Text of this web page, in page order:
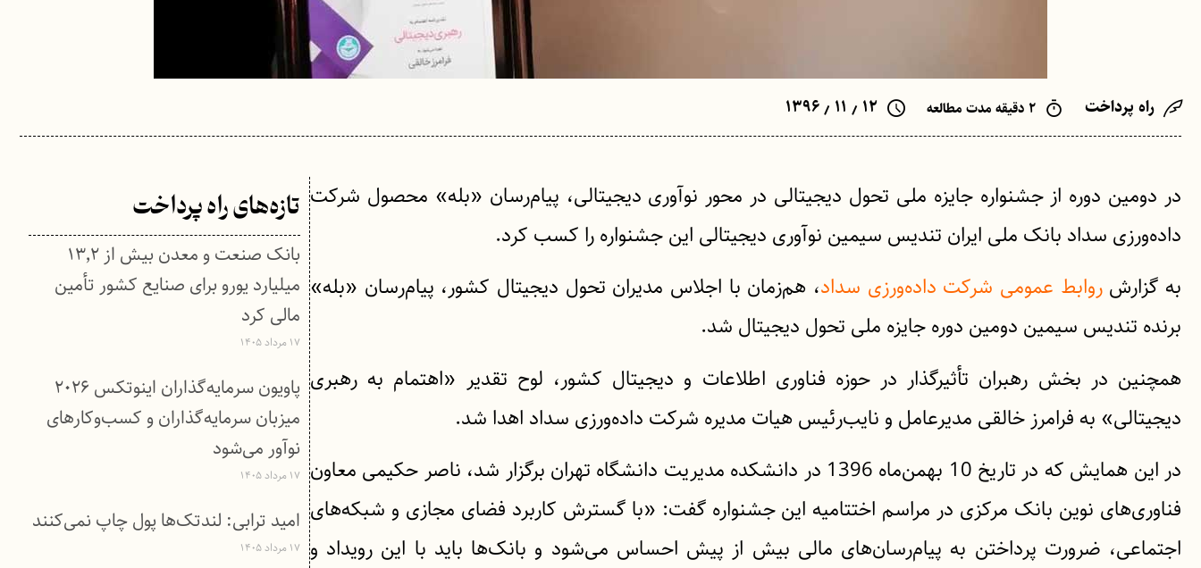
راه پرداخت ۲ دقیقه مدت مطالعه ۱۲ ٫ ۱۱ ٫ ۱۳۹۶
در دومین دوره از جشنواره جایزه ملی تحول دیجیتالی در محور نوآوری دیجیتالی، پیام‌رسان «بله» محصول شرکت
داده‌ورزی سداد بانک ملی ایران تندیس سیمین نوآوری دیجیتالی این جشنواره را کسب کرد.
به گزارشروابط عمومی شرکت داده‌ورزی سداد، هم‌زمان با اجلاس مدیران تحول دیجیتال کشور، پیام‌رسان «بله»
برنده تندیس سیمین دومین دوره جایزه ملی تحول دیجیتال شد.
همچنین در بخش رهبران تأثیرگذار در حوزه فناوری اطلاعات و دیجیتال کشور، لوح تقدیر «اهتمام به رهبری
دیجیتالی» به فرامرز خالقی مدیرعامل و نایب‌رئیس هیات مدیره شرکت داده‌ورزی سداد اهدا شد.
در این همایش که در تاریخ 10 بهمن‌ماه 1396 در دانشکده مدیریت دانشگاه تهران برگزار شد، ناصر حکیمی معاون
فناوری‌های نوین بانک مرکزی در مراسم اختتامیه این جشنواره گفت: «با گسترش کاربرد فضای مجازی و شبکه‌های
اجتماعی، ضرورت پرداختن به پیام‌رسان‌های مالی بیش از پیش احساس می‌شود و بانک‌ها باید با این رویداد و
تازه‌های راه پرداخت
بانک صنعت و معدن بیش از ۱۳٬۲
میلیارد یورو برای صنایع کشور تأمین
مالی کرد
۱۷ مرداد ۱۴۰۵
پاویون سرمایه‌گذاران اینوتکس ۲۰۲۶
میزبان سرمایه‌گذاران و کسب‌وکارهای
نوآور می‌شود
۱۷ مرداد ۱۴۰۵
امید ترابی: لندتک‌ها پول چاپ نمی‌کنند
۱۷ مرداد ۱۴۰۵